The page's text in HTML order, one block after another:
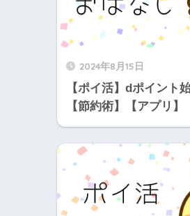
2024年8月15日
【ポイ活】dポイント
【節約術】【アプリ】